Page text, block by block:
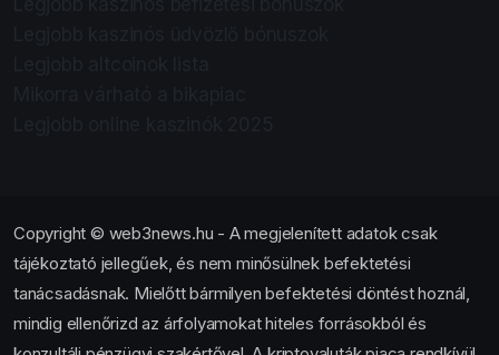
Copyright © web3news.hu - A megjelenített adatok csak
tájékoztató jellegűek, és nem minősülnek befektetési
tanácsadásnak. Mielőtt bármilyen befektetési döntést hoznál,
mindig ellenőrizd az árfolyamokat hiteles forrásokból és